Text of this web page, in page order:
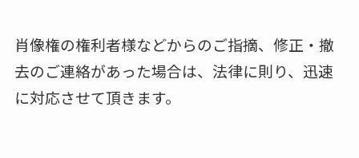
肖像権の権利者様などからのご指摘、修正・撤
去のご連絡があった場合は、法律に則り、迅速
に対応させて頂きます。